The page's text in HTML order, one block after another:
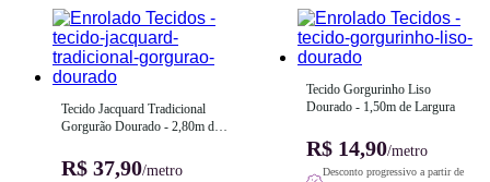
Tecido Jacquard Tradicional
Gorgurão Dourado - 2,80m de
R$ 37,90/metro
Tecido Gorgurinho Liso
Dourado - 1,50m de Largura
R$ 14,90/metro
Desconto progressivo a partir de